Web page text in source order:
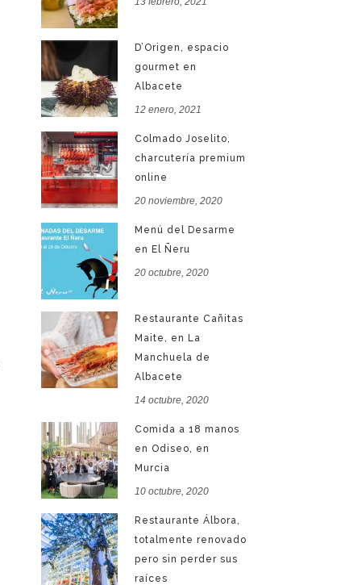
D’Origen, espacio
gourmet en
Albacete
12 enero, 2021
Colmado Joselito,
charcutería premium
online
20 noviembre, 2020
Menú del Desarme
en El Ñeru
20 octubre, 2020
Restaurante Cañitas
Maite, en La
Manchuela de
Albacete
14 octubre, 2020
Comida a 18 manos
en Odiseo, en
Murcia
10 octubre, 2020
Restaurante Álbora,
totalmente renovado
pero sin perder sus
raíces